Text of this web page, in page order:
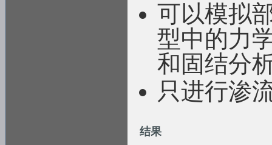
可以模拟
型中的力
和固结分
只进行渗
结果